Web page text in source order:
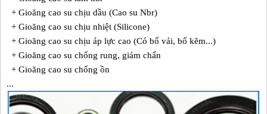
+ Gioăng cao su chịu dầu (Cao su Nbr)
+ Gioăng cao su chịu nhiệt (Silicone)
+ Gioăng cao su chịu áp lực cao (Có bố vải, bố kẽm...)
+ Gioăng cao su chống rung, giảm chấn
+ Gioăng cao su chống ồn
...